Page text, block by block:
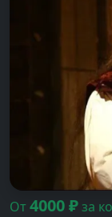
От4000₽за